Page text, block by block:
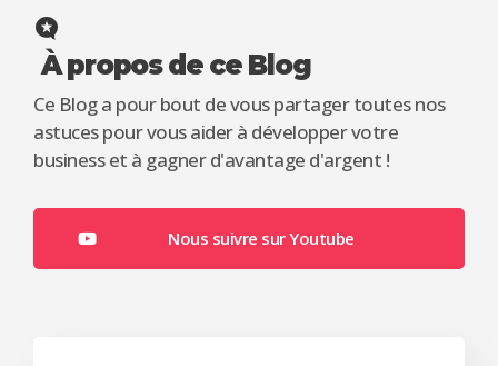
À propos de ce Blog
Ce Blog a pour bout de vous partager toutes nos
astuces pour vous aider à développer votre
business et à gagner d'avantage d'argent !
Nous suivre sur Youtube